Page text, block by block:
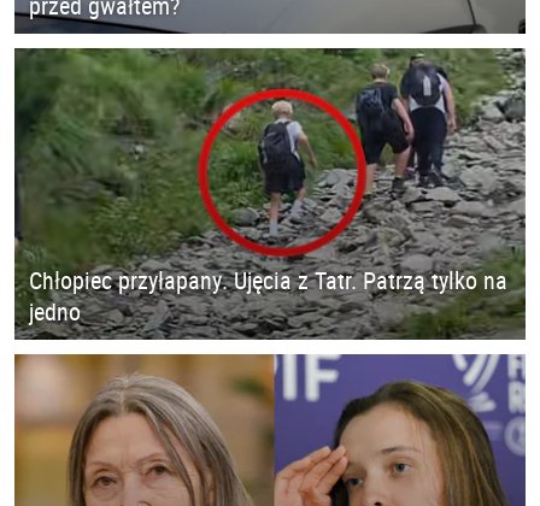
Chłopiec przyłapany. Ujęcia z Tatr. Patrzą tylko na
jedno